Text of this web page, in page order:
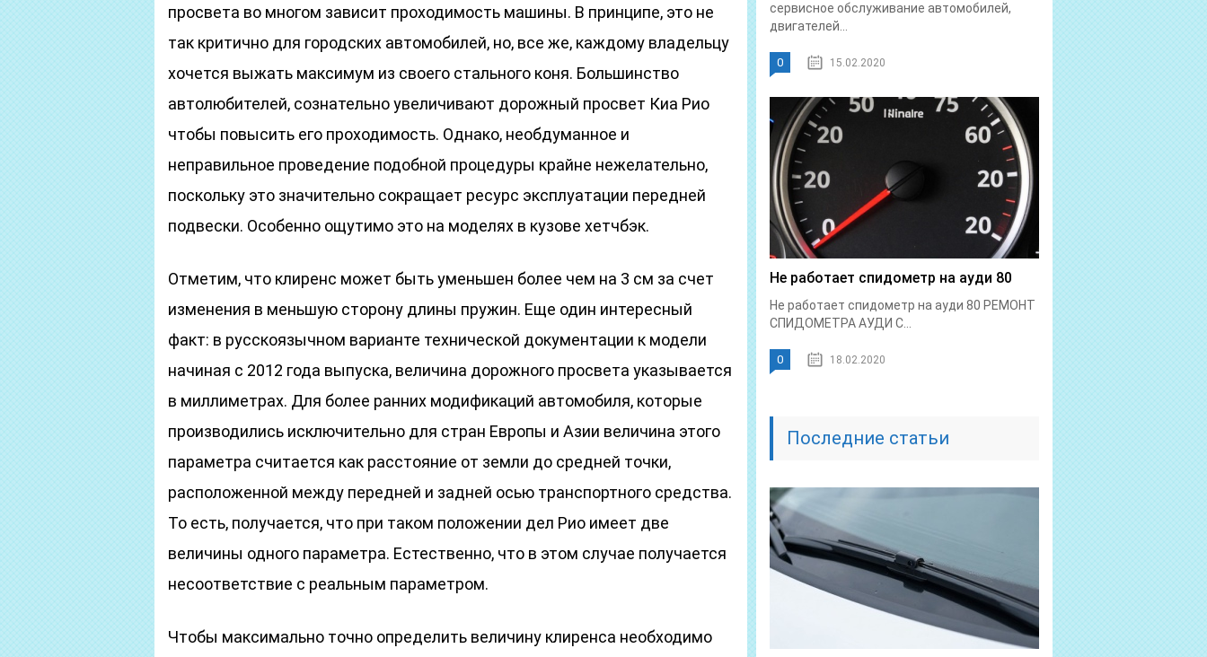
просвета во многом зависит проходимость машины. В принципе, это не
так критично для городских автомобилей, но, все же, каждому владельцу
хочется выжать максимум из своего стального коня. Большинство
автолюбителей, сознательно увеличивают дорожный просвет Киа Рио
чтобы повысить его проходимость. Однако, необдуманное и
неправильное проведение подобной процедуры крайне нежелательно,
поскольку это значительно сокращает ресурс эксплуатации передней
подвески. Особенно ощутимо это на моделях в кузове хетчбэк.
Отметим, что клиренс может быть уменьшен более чем на 3 см за счет
изменения в меньшую сторону длины пружин. Еще один интересный
факт: в русскоязычном варианте технической документации к модели
начиная с 2012 года выпуска, величина дорожного просвета указывается
в миллиметрах. Для более ранних модификаций автомобиля, которые
производились исключительно для стран Европы и Азии величина этого
параметра считается как расстояние от земли до средней точки,
расположенной между передней и задней осью транспортного средства.
То есть, получается, что при таком положении дел Рио имеет две
величины одного параметра. Естественно, что в этом случае получается
несоответствие с реальным параметром.
Чтобы максимально точно определить величину клиренса необходимо
сервисное обслуживание автомобилей,
двигателей...
0 15.02.2020
Не работает спидометр на ауди 80
Не работает спидометр на ауди 80 РЕМОНТ
СПИДОМЕТРА АУДИ С...
0 18.02.2020
Последние статьи